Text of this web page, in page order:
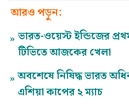
আরও পড়ুন:
» ভারত-ওয়েস্ট ইন্ডিজের
টিভিতে আজকের খেলা
» অবশেষে নিষিদ্ধ ভারত
এশিয়া কাপের ২ ম্যাচ